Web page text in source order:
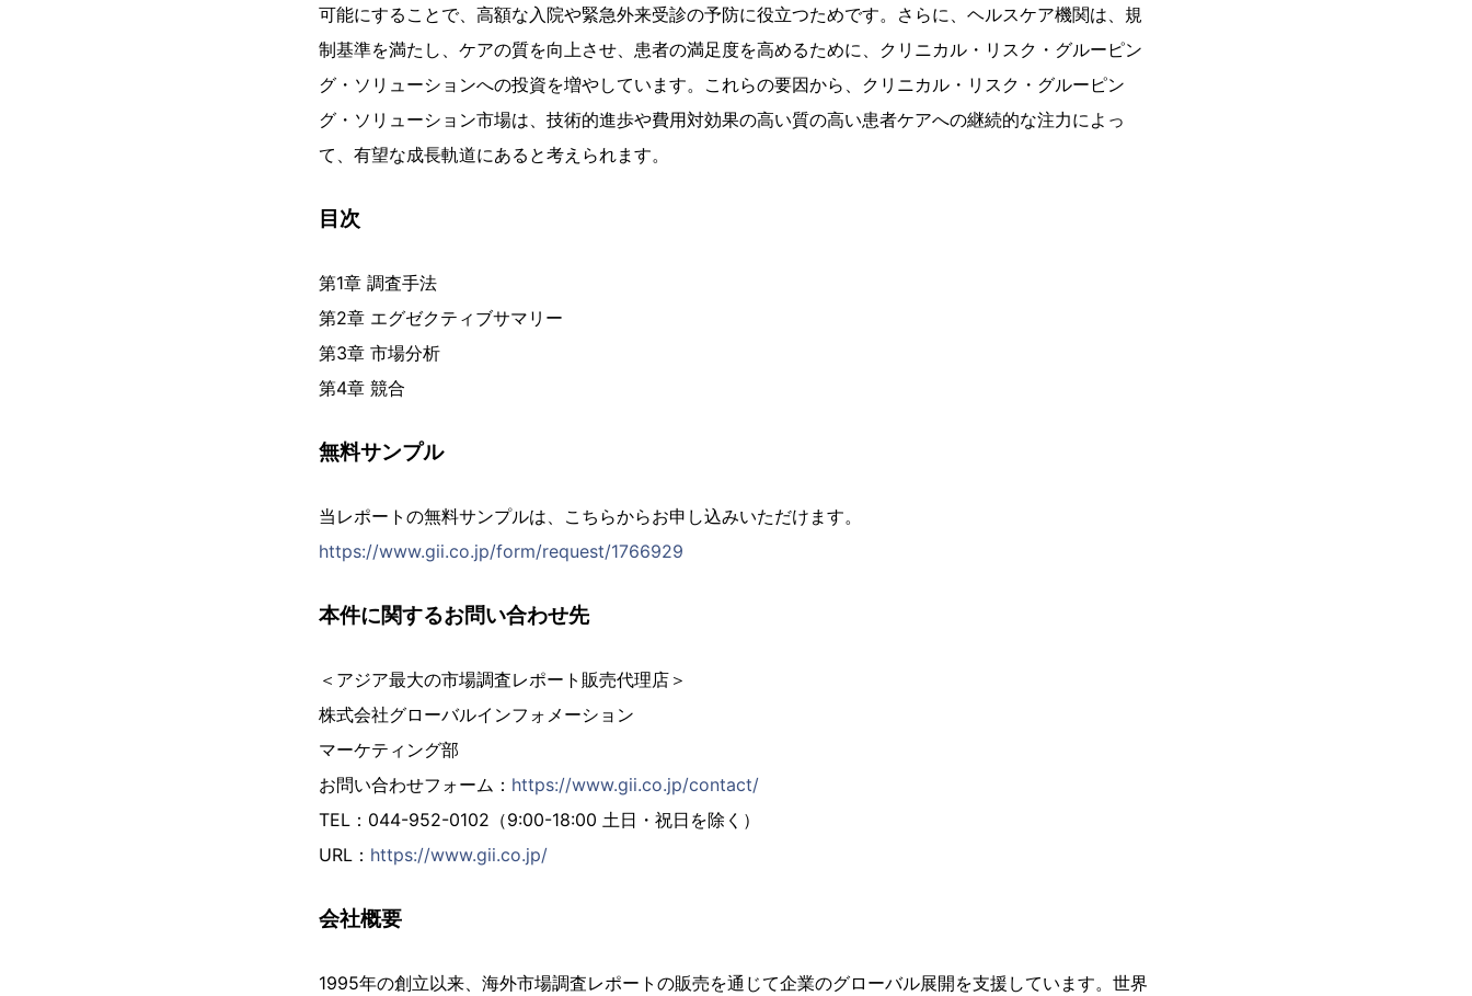
可能にすることで、高額な入院や緊急外来受診の予防に役立つためです。さらに、ヘルスケア機関は、規
制基準を満たし、ケアの質を向上させ、患者の満足度を高めるために、クリニカル・リスク・グルーピン
グ・ソリューションへの投資を増やしています。これらの要因から、クリニカル・リスク・グルーピン
グ・ソリューション市場は、技術的進歩や費用対効果の高い質の高い患者ケアへの継続的な注力によっ
て、有望な成長軌道にあると考えられます。
目次
第1章 調査手法
第2章 エグゼクティブサマリー
第3章 市場分析
第4章 競合
無料サンプル
当レポートの無料サンプルは、こちらからお申し込みいただけます。
https://www.gii.co.jp/form/request/1766929
本件に関するお問い合わせ先
＜アジア最大の市場調査レポート販売代理店＞
株式会社グローバルインフォメーション
マーケティング部
お問い合わせフォーム： https://www.gii.co.jp/contact/
TEL：044-952-0102（9:00-18:00 土日・祝日を除く）
URL： https://www.gii.co.jp/
会社概要
1995年の創立以来、海外市場調査レポートの販売を通じて企業のグローバル展開を支援しています。世界